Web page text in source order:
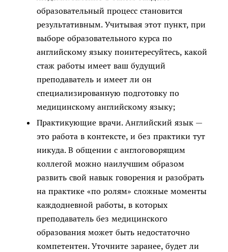
образовательный процесс становится
результативным. Учитывая этот пункт, при
выборе образовательного курса по
английскому языку поинтересуйтесь, какой
стаж работы имеет ваш будущий
преподаватель и имеет ли он
специализированную подготовку по
медицинскому английскому языку;
Практикующие врачи. Английский язык —
это работа в контексте, и без практики тут
никуда. В общении с англоговорящим
коллегой можно наилучшим образом
развить свой навык говорения и разобрать
на практике «по ролям» сложные моменты
каждодневной работы, в которых
преподаватель без медицинского
образования может быть недостаточно
компетентен. Уточните заранее, будет ли